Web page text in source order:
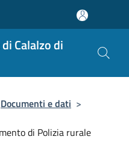
Calalzo di
Documenti e dati >
di Polizia rurale